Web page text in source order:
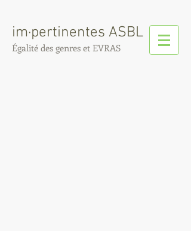
im·pertinentes ASBL
Égalité des genres et EVRAS